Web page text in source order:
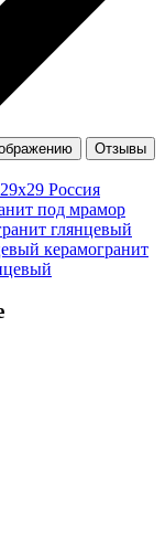
Отзывы
Россия
под мрамор
глянцевый
керамогранит